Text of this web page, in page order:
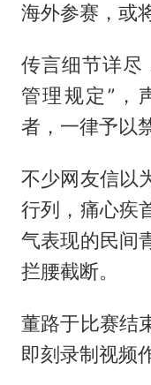
海外参赛，或
传言细节详尽
管理规定”，
者，一律予以
不少网友信以
行列，痛心疾
气表现的民间
拦腰截断。
董路于比赛结
即刻录制视频